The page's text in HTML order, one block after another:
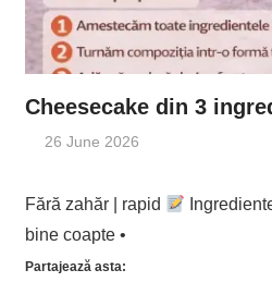
Cheesecake din 3
26 June 2026
Fără zahăr | rapid
bine coapte •
Partajează asta: